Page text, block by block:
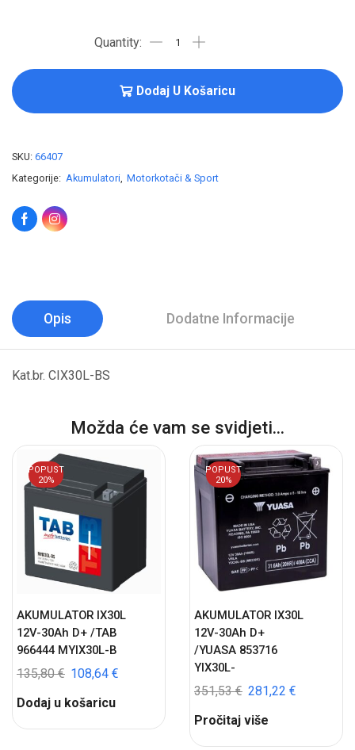
Dodaj U Košaricu
SKU: 66407
Kategorije: Akumulatori, Motorkotači & Sport
Opis Dodatne Informacije
Kat.br. CIX30L-BS
Možda će vam se svidjeti...
POPUST
20%
AKUMULATOR IX30L
12V-30Ah D+ /TAB
966444 MYIX30L-B
135,80€ 108,64 €
Dodaj u košaricu
POPUST
20%
AKUMULATOR IX30L
12V-30Ah D+
/YUASA 853716
YIX30L-
351,53€ 281,22 €
Pročitaj više